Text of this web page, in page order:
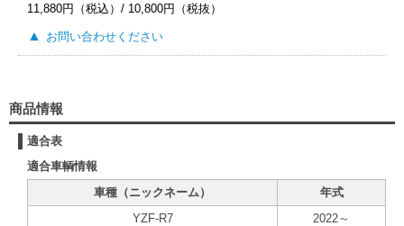
11,880円（税込）/ 10,800円（税抜）
お問い合わせください
商品情報
適合表
適合車輌情報
車種（ニックネーム）
年式
YZF-R7
2022～